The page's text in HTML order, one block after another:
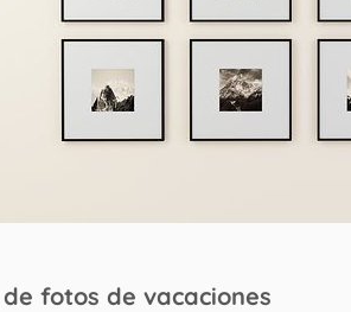
fotos de vacaciones